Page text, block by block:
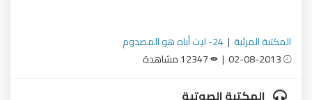
المكتبة المرئية | 24- ليت أباه هو المصدوم
المكتبة الصوتية